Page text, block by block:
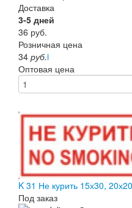
Доставка
3-5 дней
36 руб.
Розничная цена
34 руб.i
Оптовая цена
K 31 Не курить 15х30,
Под заказ